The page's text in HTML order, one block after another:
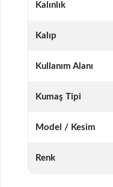
Kalınlık
Kalıp
Kullanım Alanı
Kumaş Tipi
Model / Kesim
Renk